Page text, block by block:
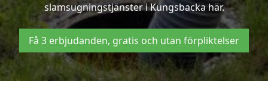
slamsugningstjänster i Kungsbacka här.
Få 3 erbjudanden, gratis och utan förpliktelser